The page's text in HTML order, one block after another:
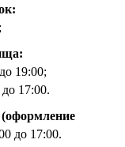
19:00;
17:00.
до 17:00.